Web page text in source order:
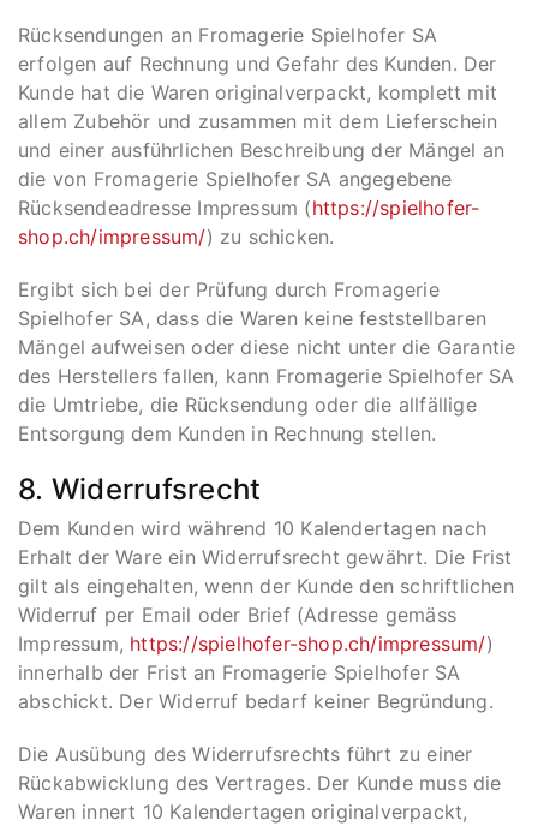
Rücksendungen an Fromagerie Spielhofer SA
erfolgen auf Rechnung und Gefahr des Kunden. Der
Kunde hat die Waren originalverpackt, komplett mit
allem Zubehör und zusammen mit dem Lieferschein
und einer ausführlichen Beschreibung der Mängel an
die von Fromagerie Spielhofer SA angegebene
Rücksendeadresse Impressum (https://spielhofer-
shop.ch/impressum/) zu schicken.
Ergibt sich bei der Prüfung durch Fromagerie
Spielhofer SA, dass die Waren keine feststellbaren
Mängel aufweisen oder diese nicht unter die Garantie
des Herstellers fallen, kann Fromagerie Spielhofer SA
die Umtriebe, die Rücksendung oder die allfällige
Entsorgung dem Kunden in Rechnung stellen.
8. Widerrufsrecht
Dem Kunden wird während 10 Kalendertagen nach
Erhalt der Ware ein Widerrufsrecht gewährt. Die Frist
gilt als eingehalten, wenn der Kunde den schriftlichen
Widerruf per Email oder Brief (Adresse gemäss
Impressum, https://spielhofer-shop.ch/impressum/)
innerhalb der Frist an Fromagerie Spielhofer SA
abschickt. Der Widerruf bedarf keiner Begründung.
Die Ausübung des Widerrufsrechts führt zu einer
Rückabwicklung des Vertrages. Der Kunde muss die
Waren innert 10 Kalendertagen originalverpackt,